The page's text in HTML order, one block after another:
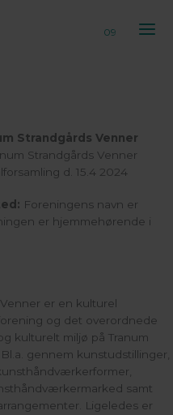
09
Strandgårds Venner
Strandgårds Venner
d. 15.4 2024
Foreningens navn er
er hjemmehørende i
er en kulturel
og det overordnede
kulturelt miljø på Tranum
gennem kunstudstillinger,
samt
Ligeledes er